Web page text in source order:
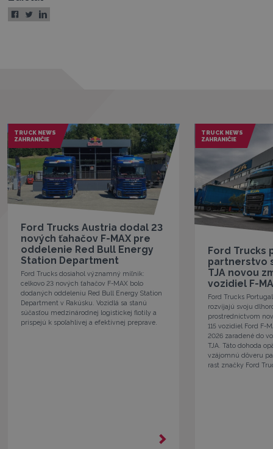
TRUCK NEWS
ZAHRANIČIE
Ford Trucks Austria dodal 23
nových ťahačov F-MAX pre
oddelenie Red Bull Energy
Station Department
Ford Trucks dosiahol významný míľnik:
celkovo 23 nových ťahačov F-MAX bolo
dodaných oddeleniu Red Bull Energy Station
Department v Rakúsku. Vozidlá sa stanú
súčasťou medzinárodnej logistickej flotily a
prispejú k spoľahlivej a efektívnej preprave.
TRUCK NEWS
ZAHRANIČIE
Ford Trucks
partnerstvo
TJA novou
vozidiel F-
Ford Trucks
rozvíjajú svoju
prostredníctvom
115 vozidiel Ford F-
2026 zaradené do
TJA. Táto dohoda
vzájomnú dôveru
rast značky Ford